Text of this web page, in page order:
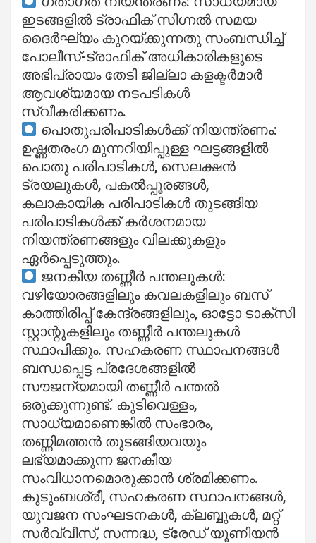
ഇടങ്ങളിൽ ട്രാഫിക് സിഗ്നൽ സമയ
ദൈർഘ്യം കുറയ്ക്കുന്നതു സംബന്ധിച്ച്
പോലീസ്-ട്രാഫിക് അധികാരികളുടെ
അഭിപ്രായം തേടി ജില്ലാ കളക്ടർമാർ
ആവശ്യമായ നടപടികൾ
സ്വീകരിക്കണം.
പൊതുപരിപാടികൾക്ക് നിയന്ത്രണം:
ഉഷ്ണതരംഗ മുന്നറിയിപ്പുള്ള ഘട്ടങ്ങളിൽ
പൊതു പരിപാടികൾ, സെലക്ഷൻ
ട്രയലുകൾ, പകൽപ്പൂരങ്ങൾ,
കലാകായിക പരിപാടികൾ തുടങ്ങിയ
പരിപാടികൾക്ക് കർശനമായ
നിയന്ത്രണങ്ങളും വിലക്കുകളും
ഏർപ്പെടുത്തും.
ജനകീയ തണ്ണീർ പന്തലുകൾ:
വഴിയോരങ്ങളിലും കവലകളിലും ബസ്
കാത്തിരിപ്പ് കേന്ദ്രങ്ങളിലും, ഓട്ടോ ടാക്സി
സ്റ്റാന്റുകളിലും തണ്ണീർ പന്തലുകൾ
സ്ഥാപിക്കും. സഹകരണ സ്ഥാപനങ്ങൾ
ബന്ധപ്പെട്ട പ്രദേശങ്ങളിൽ
സൗജന്യമായി തണ്ണീർ പന്തൽ
ഒരുക്കുന്നുണ്ട്. കുടിവെള്ളം,
സാധ്യമാണെങ്കിൽ സംഭാരം,
തണ്ണിമത്തൻ തുടങ്ങിയവയും
ലഭ്യമാക്കുന്ന ജനകീയ
സംവിധാനമൊരുക്കാൻ ശ്രമിക്കണം.
കുടുംബശ്രീ, സഹകരണ സ്ഥാപനങ്ങൾ,
യുവജന സംഘടനകൾ, ക്ലബ്ബുകൾ, മറ്റ്
സർവ്വീസ്, സന്നദ്ധ, ട്രേഡ് യൂണിയൻ